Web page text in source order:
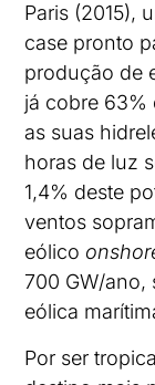
Paris (2015),
case pronto
produção de
já cobre 63%
as suas
horas de luz
1,4% deste
ventos
eólico
700 GW/ano,
eólica
Por ser